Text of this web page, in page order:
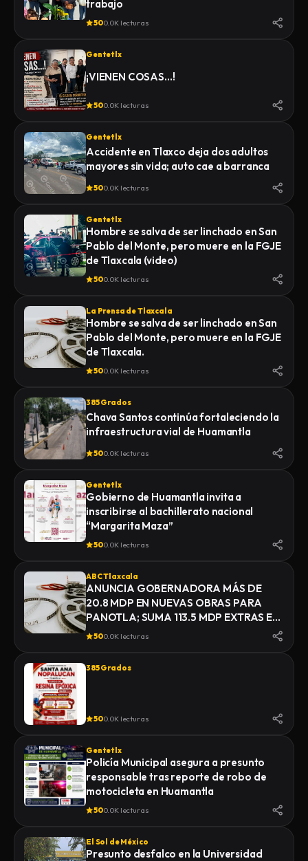
trabajo
500.0K lecturas
Gentetlx
¡VIENEN COSAS…!
500.0K lecturas
Gentetlx
Accidente en Tlaxco deja dos adultos
mayores sin vida; auto cae a barranca
500.0K lecturas
Gentetlx
Hombre se salva de ser linchado en San
Pablo del Monte, pero muere en la FGJE
de Tlaxcala (video)
500.0K lecturas
La Prensa de Tlaxcala
Hombre se salva de ser linchado en San
Pablo del Monte, pero muere en la FGJE
de Tlaxcala.
500.0K lecturas
385 Grados
Chava Santos continúa fortaleciendo la
infraestructura vial de Huamantla
500.0K lecturas
Gentetlx
Gobierno de Huamantla invita a
inscribirse al bachillerato nacional
“Margarita Maza”
500.0K lecturas
ABC Tlaxcala
ANUNCIA GOBERNADORA MÁS DE
20.8 MDP EN NUEVAS OBRAS PARA
PANOTLA; SUMA 113.5 MDP EXTRAS EN
INFRAESTRUCTURA
500.0K lecturas
385 Grados
500.0K lecturas
Gentetlx
Policía Municipal asegura a presunto
responsable tras reporte de robo de
motocicleta en Huamantla
500.0K lecturas
El Sol de México
Presunto desfalco en la Universidad